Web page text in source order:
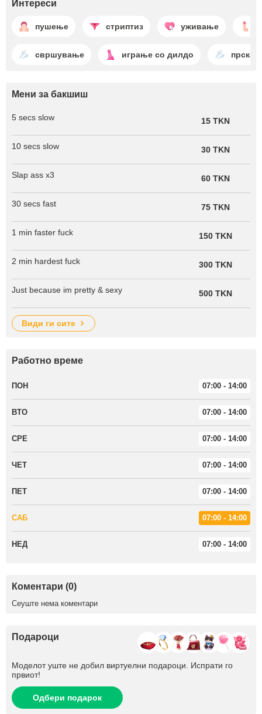
Интереси
пушење стриптиз уживање
свршување играње со дилдо
Мени за бакшиш
5 secs slow 15 TKN
10 secs slow 30 TKN
Slap ass x3 60 TKN
30 secs fast 75 TKN
1 min faster fuck 150 TKN
2 min hardest fuck 300 TKN
Just because im pretty & sexy 500 TKN
види ги сите
Работно време
ПОН 07:00 - 14:00
ВТО 07:00 - 14:00
СРЕ 07:00 - 14:00
ЧЕТ 07:00 - 14:00
ПЕТ 07:00 - 14:00
САБ 07:00 - 14:00
НЕД 07:00 - 14:00
Коментари (0)
Сеуште нема коментари
Подароци
Моделот уште не добил виртуелни подароци. Испрати го
првиот!
Одбери подарок